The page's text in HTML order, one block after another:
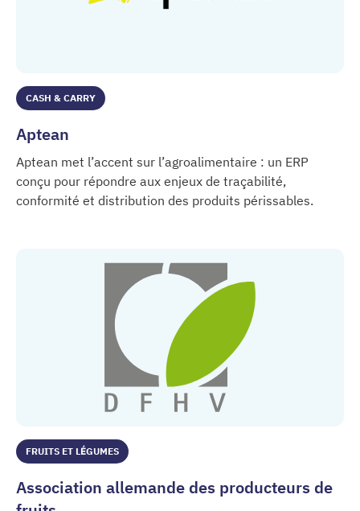
CASH & CARRY
Aptean
Aptean met l’accent sur l’agroalimentaire : un ERP
conçu pour répondre aux enjeux de traçabilité,
conformité et distribution des produits périssables.
FRUITS ET LÉGUMES
Association allemande des producteurs de